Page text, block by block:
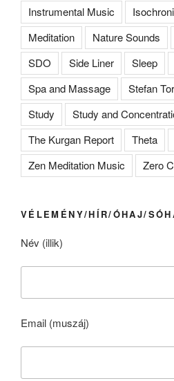
Instrumental Music
Meditation
Nature Sounds
SDO
Side Liner Sleep
Spa and Massage
Stefan
Study
Study and
The Kurgan Report
Theta
Zen Meditation Music
Zero
VÉLEMÉNY/HÍR/ÓHAJ/
Név (illik)
Email (muszáj)